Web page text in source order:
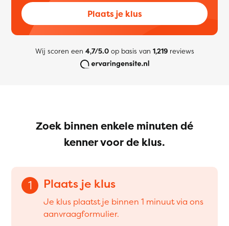
Plaats je klus
Wij scoren een 4,7/5.0op basis van 1,219reviews
Zoek binnen enkele minuten dé
kenner voor de klus.
1 Plaats je klus
Je klus plaatst je binnen 1 minuut via ons
aanvraagformulier.